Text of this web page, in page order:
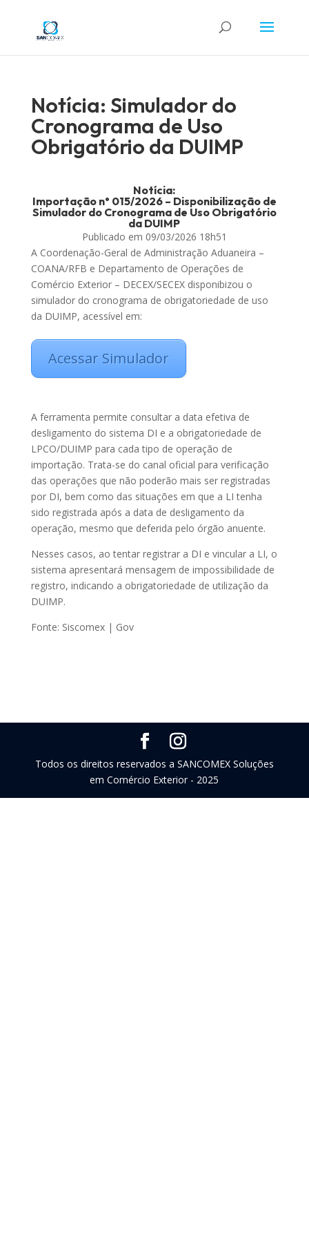
Notícia: Simulador do
Cronograma de Uso
Obrigatório da DUIMP
Notícia:
Importação n° 015/2026 – Disponibilização de
Simulador do Cronograma de Uso Obrigatório
da DUIMP
Publicado em 09/03/2026 18h51
A Coordenação-Geral de Administração Aduaneira –
COANA/RFB e Departamento de Operações de
Comércio Exterior – DECEX/SECEX disponibizou o
simulador do cronograma de obrigatoriedade de uso
da DUIMP, acessível em:
Acessar Simulador
A ferramenta permite consultar a data efetiva de
desligamento do sistema DI e a obrigatoriedade de
LPCO/DUIMP para cada tipo de operação de
importação. Trata-se do canal oficial para verificação
das operações que não poderão mais ser registradas
por DI, bem como das situações em que a LI tenha
sido registrada após a data de desligamento da
operação, mesmo que deferida pelo órgão anuente.
Nesses casos, ao tentar registrar a DI e vincular a LI, o
sistema apresentará mensagem de impossibilidade de
registro, indicando a obrigatoriedade de utilização da
DUIMP.
Fonte: Siscomex | Gov
Todos os direitos reservados a SANCOMEX Soluções
em Comércio Exterior - 2025